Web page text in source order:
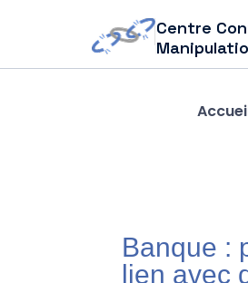
Centre
Banque :
lien avec